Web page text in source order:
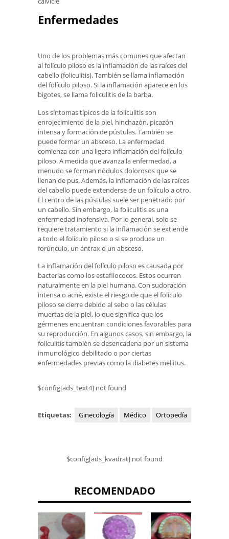
Enfermedades
Uno de los problemas más comunes que afectan
al folículo piloso es la inflamación de las raíces del
cabello (foliculitis). También se llama inflamación
del folículo piloso. Si la inflamación aparece en los
bigotes, se llama foliculitis de la barba.
Los síntomas típicos de la foliculitis son
enrojecimiento de la piel, hinchazón, picazón
intensa y formación de pústulas. También se
puede formar un absceso. La enfermedad
comienza con una ligera inflamación del folículo
piloso. A medida que avanza la enfermedad, a
menudo se forman nódulos dolorosos que se
llenan de pus. Además, la inflamación de las raíces
del cabello puede extenderse de un folículo a otro.
El centro de las pústulas suele ser penetrado por
un cabello. Sin embargo, la foliculitis es una
enfermedad inofensiva. Por lo general, solo se
requiere tratamiento si la inflamación se extiende
a todo el folículo piloso o si se produce un
forúnculo, un ántrax o un absceso.
La inflamación del folículo piloso es causada por
bacterias como los estafilococos. Estos ocurren
naturalmente en la piel humana. Con sudoración
intensa o acné, existe el riesgo de que el folículo
piloso se cierre debido al sebo o las células
muertas de la piel, lo que significa que los
gérmenes encuentran condiciones favorables para
su reproducción. En algunos casos, sin embargo, la
foliculitis también se desencadena por un sistema
inmunológico debilitado o por ciertas
enfermedades previas como la diabetes mellitus.
$config[ads_text4] not found
Etiquetas: Ginecología Médico Ortopedía
$config[ads_kvadrat] not found
RECOMENDADO